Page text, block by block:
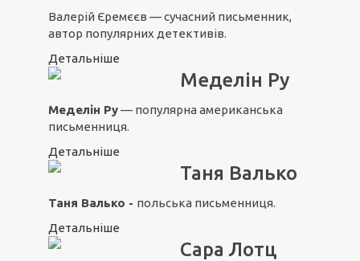
Валерій Єремєєв — сучасний письменник,
автор популярних детективів.
Детальніше
Меделін Ру
Меделін Ру— популярна американська
письменниця.
Детальніше
Таня Валько
Таня Валько - польська письменниця.
Детальніше
Сара Лотц